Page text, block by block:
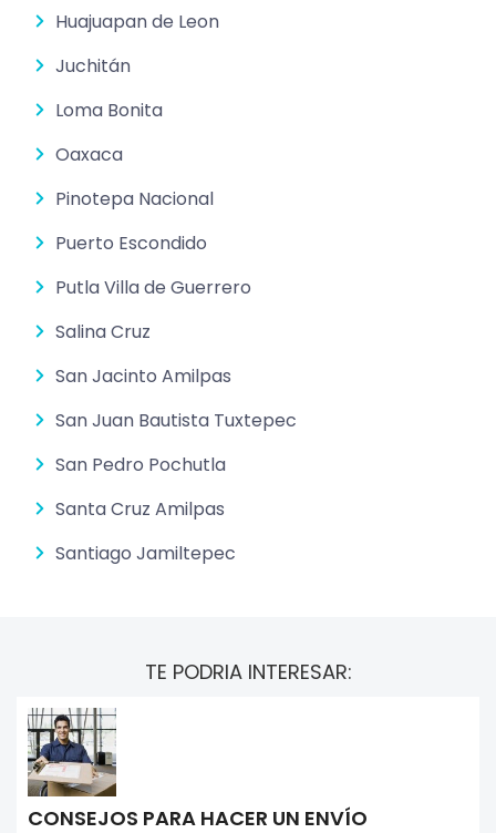
Huajuapan de Leon
Juchitán
Loma Bonita
Oaxaca
Pinotepa Nacional
Puerto Escondido
Putla Villa de Guerrero
Salina Cruz
San Jacinto Amilpas
San Juan Bautista Tuxtepec
San Pedro Pochutla
Santa Cruz Amilpas
Santiago Jamiltepec
TE PODRIA INTERESAR:
CONSEJOS PARA HACER UN ENVÍO